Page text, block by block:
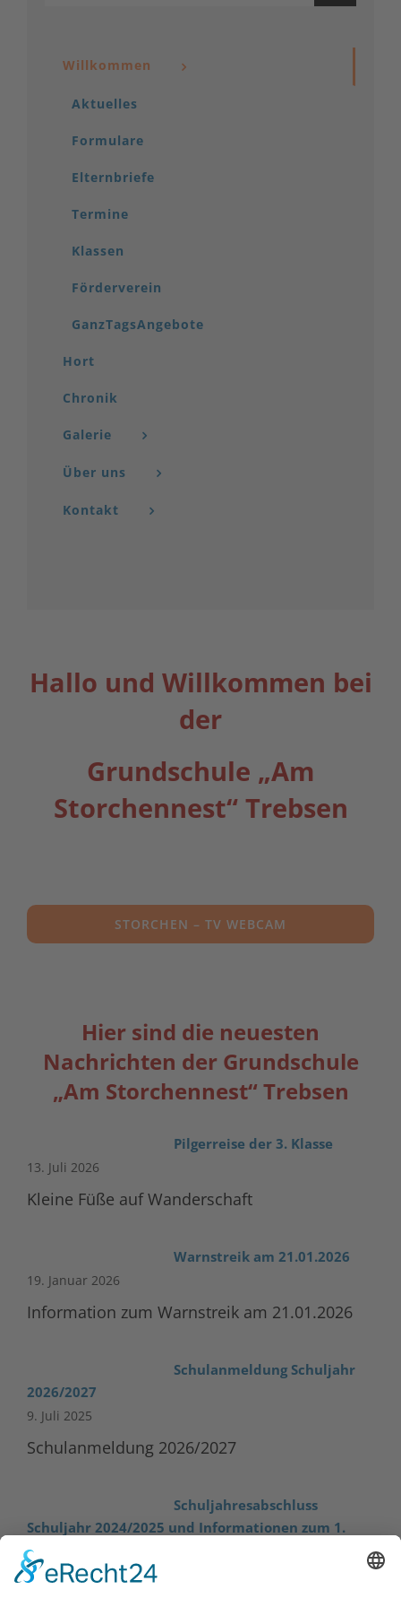
Hallo und Willkommen bei
der
Grundschule „Am
Storchennest“ Trebsen
STORCHEN – TV WEBCAM
Hier sind die neuesten
Nachrichten der Grundschule
„Am Storchennest“ Trebsen
Pilgerreise der 3. Klasse
13. Juli 2026
Kleine Füße auf Wanderschaft
Warnstreik am 21.01.2026
19. Januar 2026
Information zum Warnstreik am 21.01.2026
Schulanmeldung Schuljahr
2026/2027
9. Juli 2025
Schulanmeldung 2026/2027
Schuljahresabschluss
Schuljahr 2024/2025 und Informationen zum 1.
Schultag im Schuljahr 2025/2026
9. Juli 2025
Willkommen
Aktuelles
Formulare
Elternbriefe
Termine
Klassen
Förderverein
GanzTagsAngebote
Hort
Chronik
Galerie
Über uns
Kontakt